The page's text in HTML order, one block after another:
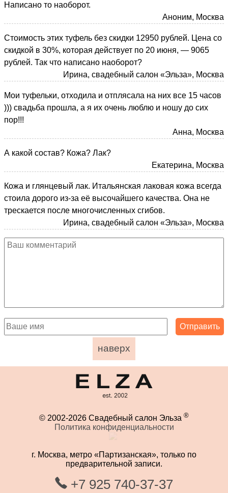
Написано то наоборот.
Аноним, Москва
Стоимость этих туфель без скидки 12950 рублей. Цена со
скидкой в 30%, которая действует по 20 июня, — 9065
рублей. Так что написано наоборот?
Ирина, свадебный салон «Эльза», Москва
Мои туфельки, отходила и отплясала на них все 15 часов
))) свадьба прошла, а я их очень люблю и ношу до сих
пор!!!
Анна, Москва
А какой состав? Кожа? Лак?
Екатерина, Москва
Кожа и глянцевый лак. Итальянская лаковая кожа всегда
стоила дорого из-за её высочайшего качества. Она не
трескается после многочисленных сгибов.
Ирина, свадебный салон «Эльза», Москва
наверх
© 2002-2026 Свадебный салон Эльза ®
Политика конфиденциальности
г. Москва, метро «Партизанская», только по
предварительной записи.
+7 925 740-37-37